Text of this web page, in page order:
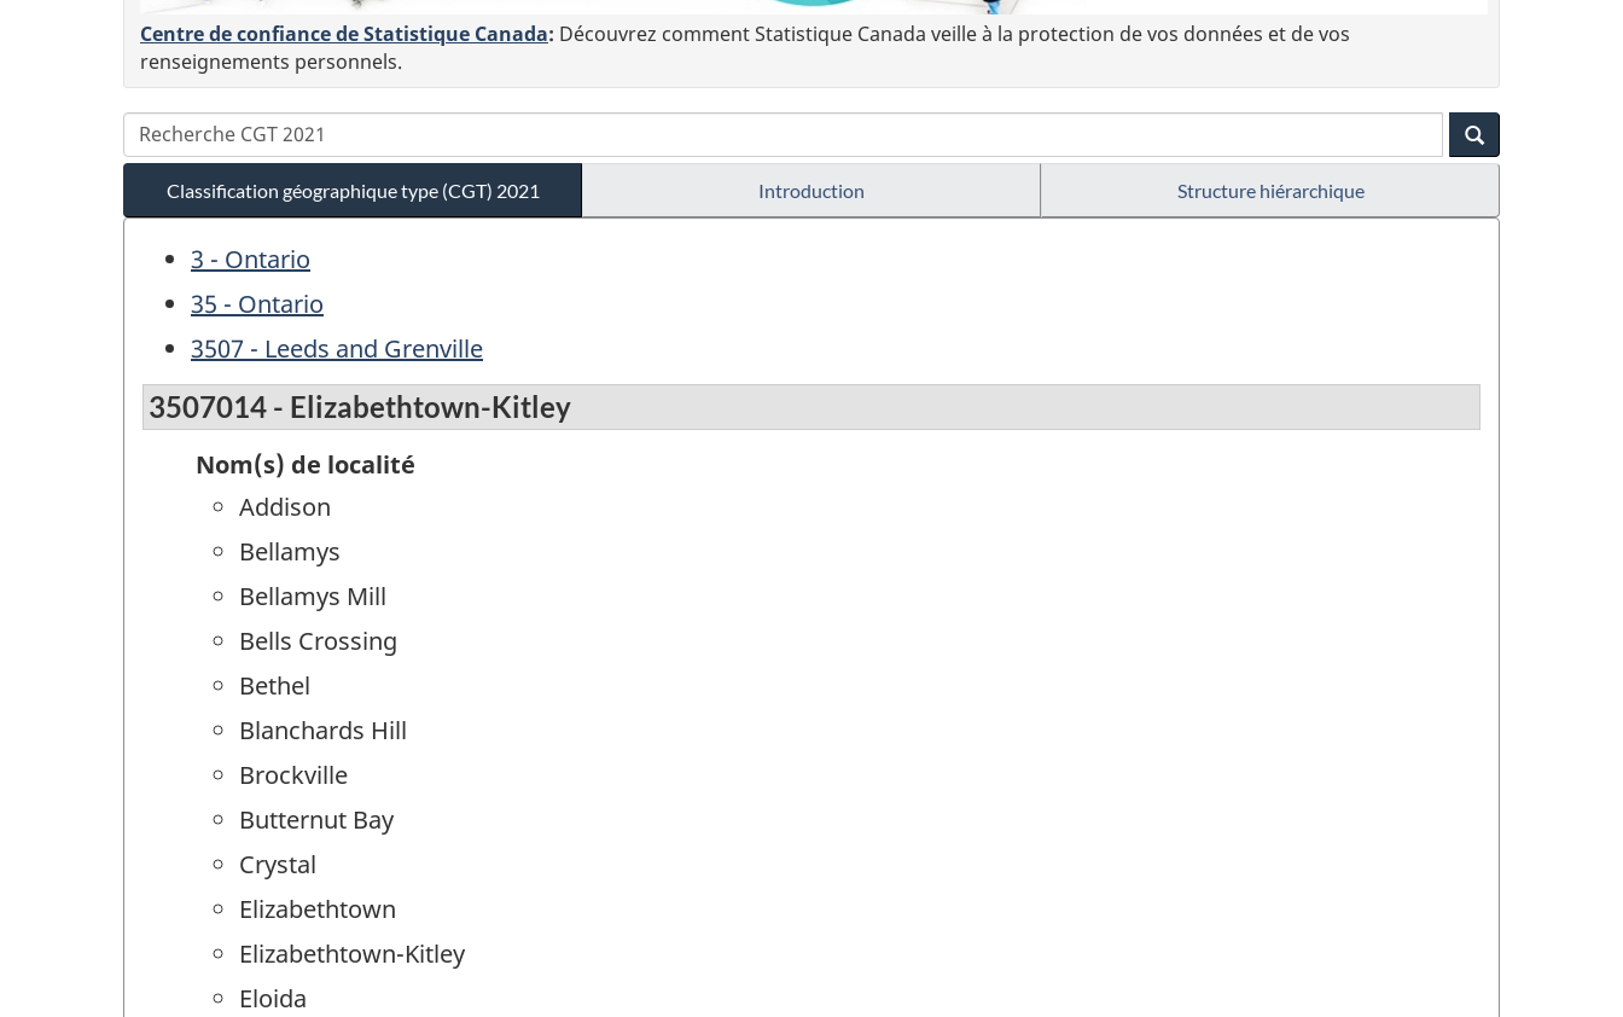
Centre de confiance de Statistique Canada: Découvrez comment Statistique Canada veille à la protection de vos données et de vos
renseignements personnels.
Classification géographique type (CGT) 2021 Introduction Structure hiérarchique
3 - Ontario
35 - Ontario
3507 - Leeds and Grenville
3507014 - Elizabethtown-Kitley
Nom(s) de localité
Addison
Bellamys
Bellamys Mill
Bells Crossing
Bethel
Blanchards Hill
Brockville
Butternut Bay
Crystal
Elizabethtown
Elizabethtown-Kitley
Eloida